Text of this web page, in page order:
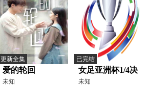
更新全集
爱的轮回
未知
已完结
女足亚洲杯1/4决
赛 日本女足VS
未知